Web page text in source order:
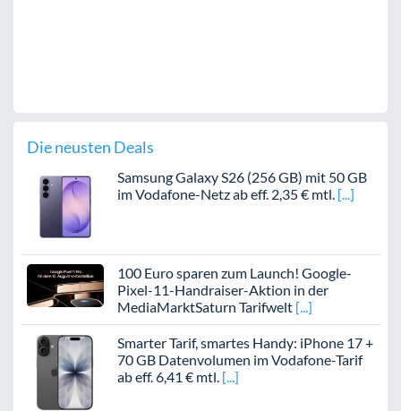
Die neusten Deals
Samsung Galaxy S26 (256 GB) mit 50 GB
im Vodafone-Netz ab eff. 2,35 € mtl.
100 Euro sparen zum Launch! Google-
Pixel-11-Handraiser-Aktion in der
MediaMarktSaturn Tarifwelt
Smarter Tarif, smartes Handy: iPhone 17 +
70 GB Datenvolumen im Vodafone-Tarif
ab eff. 6,41 € mtl.